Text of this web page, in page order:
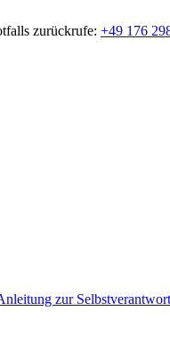
zurückrufe: +49 176
zur